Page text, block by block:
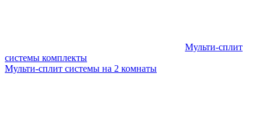
Мульти-сплит
системы комплекты
Мульти-сплит системы на 2 комнаты